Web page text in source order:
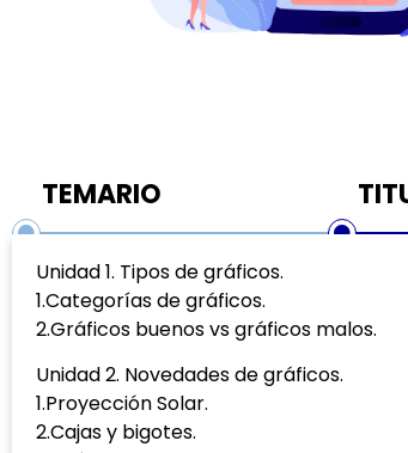
TEMARIO
Unidad 1. Tipos de gráficos.
1.Categorías de gráficos.
2.Gráficos buenos vs gráficos malos.
Unidad 2. Novedades de gráficos.
1.Proyección Solar.
2.Cajas y bigotes.